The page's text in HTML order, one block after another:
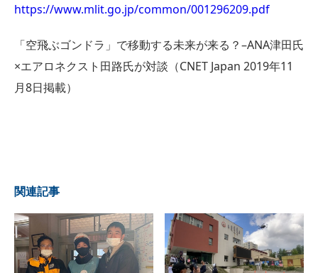
https://www.mlit.go.jp/common/001296209.pdf
「空飛ぶゴンドラ」で移動する未来が来る？–ANA津田氏
×エアロネクスト田路氏が対談（CNET Japan 2019年11
月8日掲載）
関連記事